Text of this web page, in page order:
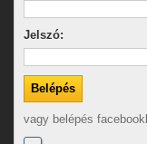
Jelszó:
vagy belépés